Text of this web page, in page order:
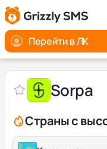
Перейти в ЛК
Sorpa
Страны с